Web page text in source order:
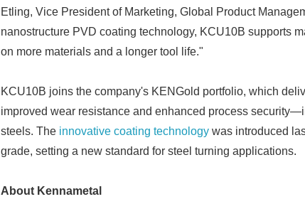
Etling, Vice President of Marketing, Global Product
nanostructure PVD coating technology, KCU10B supports
on more materials and a longer tool life."
KCU10B joins the company's KENGold portfolio, which
improved wear resistance and enhanced process
steels. The innovative coating technologywas introduced
grade, setting a new standard for steel turning applications.
About Kennametal